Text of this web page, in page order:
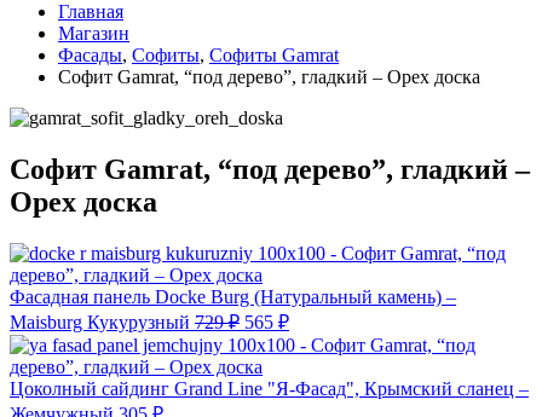
Главная
Магазин
Фасады, Софиты, Софиты Gamrat
Софит Gamrat, “под дерево”, гладкий – Орех доска
Софит Gamrat, “под дерево”, гладкий –
Орех доска
Фасадная панель Docke Burg (Натуральный камень) –
Maisburg Кукурузный 729₽ 565 ₽
Цоколный сайдинг Grand Line "Я-Фасад", Крымский сланец –